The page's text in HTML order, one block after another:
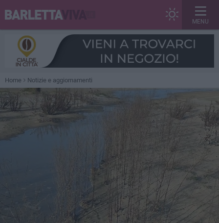
MENU
Home Notizie e aggiornamenti